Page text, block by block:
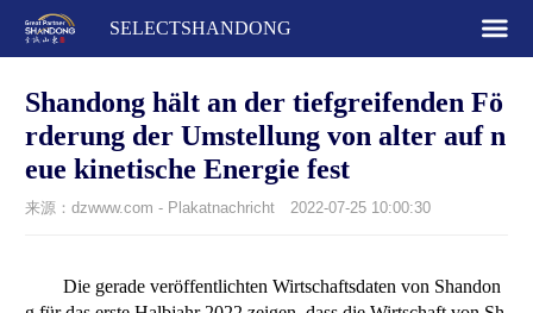
SELECTSHANDONG
Shandong hält an der tiefgreifenden Fö
rderung der Umstellung von alter auf n
eue kinetische Energie fest
来源：dzwww.com - Plakatnachricht 2022-07-25 10:00:30
Die gerade veröffentlichten Wirtschaftsdaten von Shandon